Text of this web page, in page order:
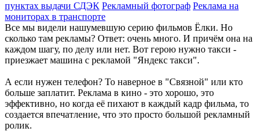
пунктах выдачи СДЭК Рекламный фотограф Реклама на
мониторах в транспорте
Все мы видели нашумевшую серию фильмов Ёлки. Но
сколько там рекламы? Ответ: очень много. И причём она на
каждом шагу, по делу или нет. Вот герою нужно такси -
приезжает машина с рекламой "Яндекс такси".
А если нужен телефон? То наверное в "Связной" или кто
больше заплатит. Реклама в кино - это хорошо, это
эффективно, но когда её пихают в каждый кадр фильма, то
создается впечатление, что это просто большой рекламный
ролик.